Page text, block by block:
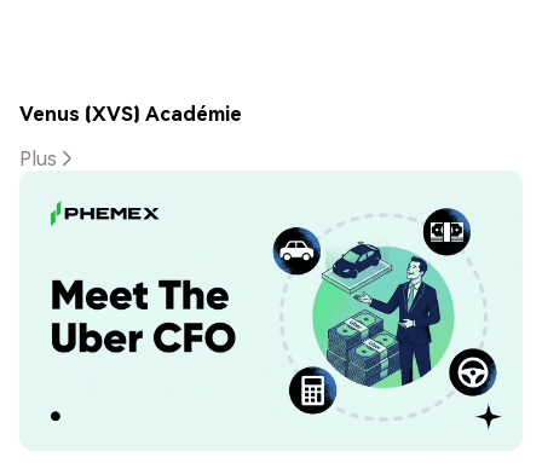
Venus (XVS) Académie
Plus